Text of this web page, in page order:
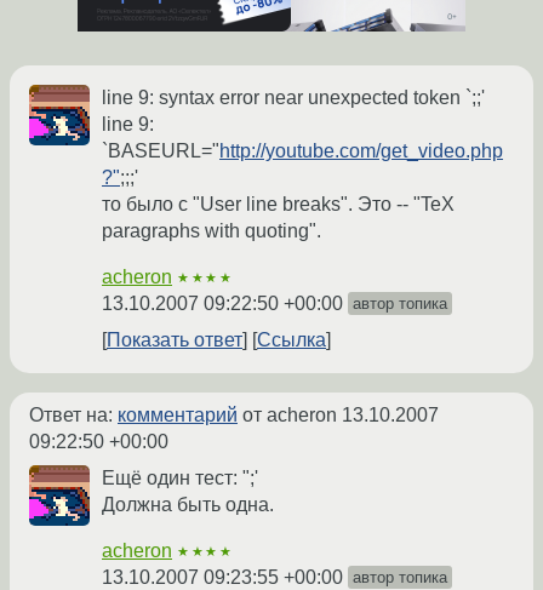
line 9: syntax error near unexpected token `;;'
line 9:
`BASEURL="http://youtube.com/get_video.php
?";;;'
то было с "User line breaks". Это -- "TeX
paragraphs with quoting".
acheron ★★★★
13.10.2007 09:22:50 +00:00 автор топика
Показать ответ Ссылка
Ответ на: комментарий от acheron 13.10.2007
09:22:50 +00:00
Ещё один тест: ";'
Должна быть одна.
acheron ★★★★
13.10.2007 09:23:55 +00:00 автор топика